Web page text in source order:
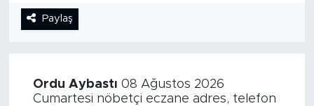
Paylaş
Ordu Aybastı 08 Ağustos 2026
Cumartesi nöbetçi eczane adres, telefon
DÜNYA
KARİKATÜR
Tüm Manşetler
Haber Arşivi